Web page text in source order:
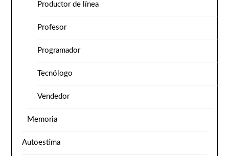
Productor de línea
Profesor
Programador
Tecnólogo
Vendedor
Memoria
Autoestima